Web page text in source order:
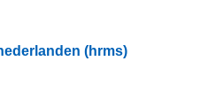
(hrms)